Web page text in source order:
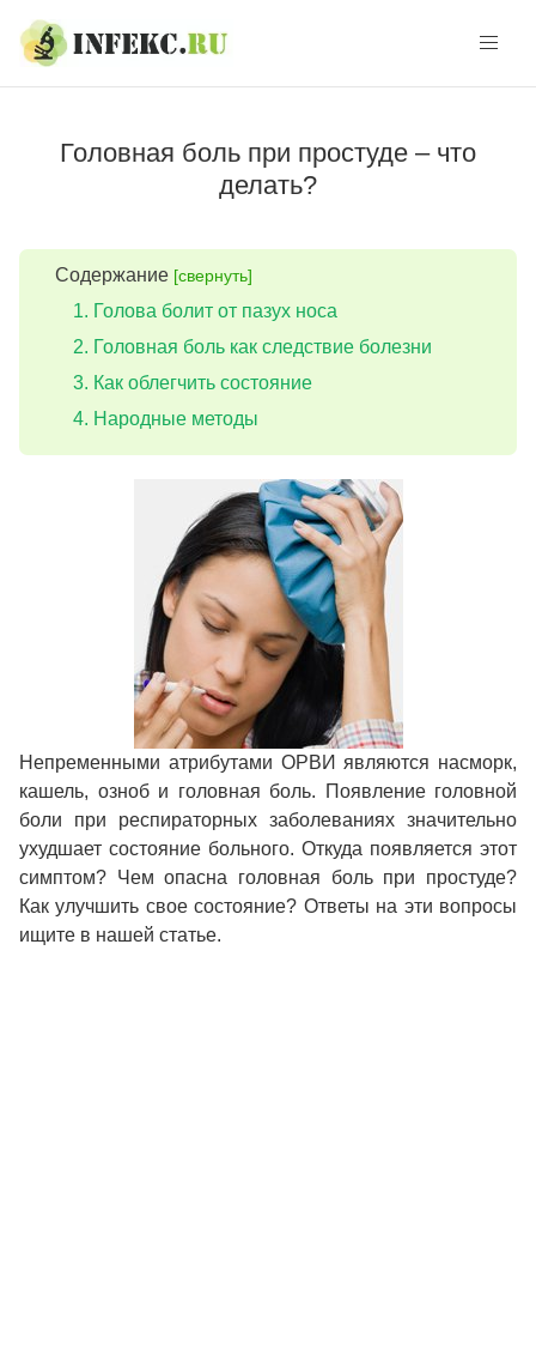
navigation
content
Головная боль при простуде – что
делать?
Содержание [свернуть]
Голова болит от пазух носа
Головная боль как следствие болезни
Как облегчить состояние
Народные методы
Непременными атрибутами ОРВИ являются насморк,
кашель, озноб и головная боль. Появление головной
боли при респираторных заболеваниях значительно
ухудшает состояние больного. Откуда появляется этот
симптом? Чем опасна головная боль при простуде?
Как улучшить свое состояние? Ответы на эти вопросы
ищите в нашей статье.